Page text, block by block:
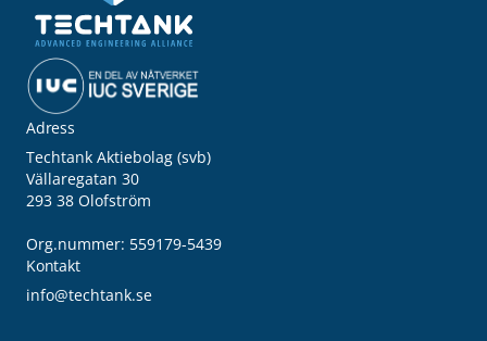
Adress
Techtank Aktiebolag (svb)
Vällaregatan 30
293 38 Olofström
Org.nummer: 559179-5439
Kontakt
info@techtank.se